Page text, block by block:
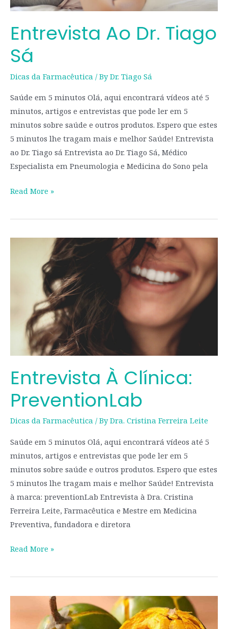
Entrevista Ao Dr. Tiago
Sá
Dicas da Farmacêutica / ByDr. Tiago Sá
Saúde em 5 minutos Olá, aqui encontrará vídeos até 5
minutos, artigos e entrevistas que pode ler em 5
minutos sobre saúde e outros produtos. Espero que estes
5 minutos lhe tragam mais e melhor Saúde! Entrevista
ao Dr. Tiago sá Entrevista ao Dr. Tiago Sá, Médico
Especialista em Pneumologia e Medicina do Sono pela
Read More »
Entrevista À Clínica:
PreventionLab
Dicas da Farmacêutica / ByDra. Cristina Ferreira Leite
Saúde em 5 minutos Olá, aqui encontrará vídeos até 5
minutos, artigos e entrevistas que pode ler em 5
minutos sobre saúde e outros produtos. Espero que estes
5 minutos lhe tragam mais e melhor Saúde! Entrevista
à marca: preventionLab Entrevista à Dra. Cristina
Ferreira Leite, Farmacêutica e Mestre em Medicina
Preventiva, fundadora e diretora
PreventionLab
Read More »
SUPERALIMENTOS:
alimentos